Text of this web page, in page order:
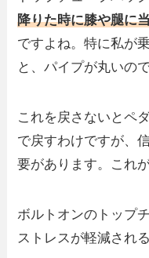
降りた時に膝や腿に
ですよね。特に私が
と、パイプが丸いの
これを戻さないとペ
で戻すわけですが、
要があります。これ
ボルトオンのトップ
ストレスが軽減され